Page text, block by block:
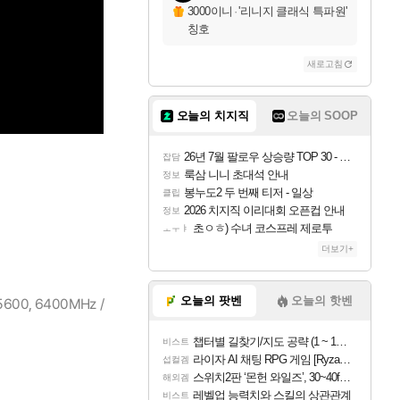
6400MHz /
3000이니 ·'리니지 클래식 특파원'
칭호
새로고침
오늘의 치지직 오늘의 SOOP
잡담 26년 7월 팔로우 상승량 TOP 30 - 월간 치지직
정보 룩삼 니니 초대석 안내
클립 봉누도2 두 번째 티저 - 일상
정보 2026 치지직 이리대회 오픈컵 안내
ㅗㅜㅑ 초ㅇㅎ) 수녀 코스프레 제로투
더보기+
오늘의 팟벤 오늘의 핫벤
비스트 챕터별 길찾기/지도 공략 (1 ~ 12장)
섭컬겜 라이자 AI 채팅 RPG 게임 [RyzaChat: AI] 공개
해외겜 스위치2판 ‘몬헌 와일즈’, 30~40fps 목표 추정
비스트 레벨업 능력치와 스킬의 상관관계